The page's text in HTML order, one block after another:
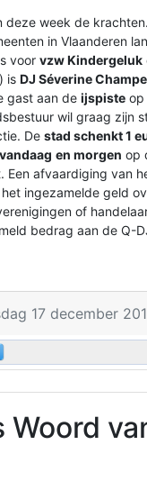
deze week de
in Vlaanderen
voor vzw Kindergeluk
is DJ Séverine
gast aan de ijspiste op
wil graag zijn
De stad schenkt 1
vandaag en morgen op
Een afvaardiging van
ingezamelde geld
of
bedrag aan de Q-
17 december
Woord